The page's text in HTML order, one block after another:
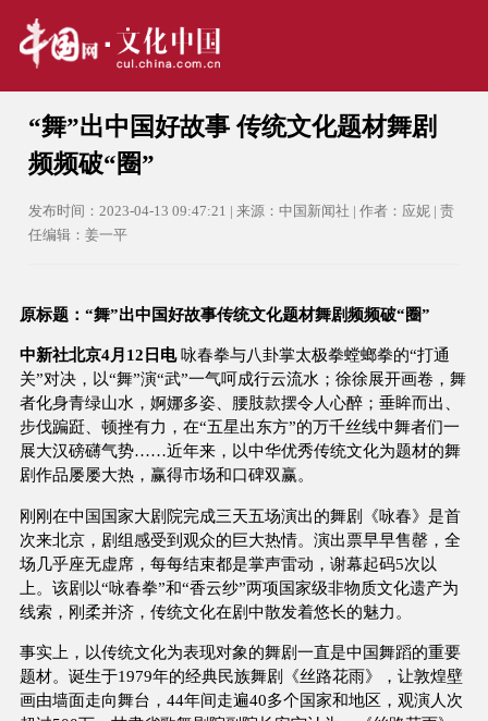
“舞”出中国好故事 传统文化题材舞剧
频频破“圈”
发布时间：2023-04-13 09:47:21 | 来源：中国新闻社 | 作者：应妮 | 责
任编辑：姜一平
原标题：“舞”出中国好故事传统文化题材舞剧频频破“圈”
中新社北京4月12日电咏春拳与八卦掌太极拳螳螂拳的“打通
关”对决，以“舞”演“武”一气呵成行云流水；徐徐展开画卷，舞
者化身青绿山水，婀娜多姿、腰肢款摆令人心醉；垂眸而出、
步伐蹁跹、顿挫有力，在“五星出东方”的万千丝线中舞者们一
展大汉磅礴气势……近年来，以中华优秀传统文化为题材的舞
剧作品屡屡大热，赢得市场和口碑双赢。
刚刚在中国国家大剧院完成三天五场演出的舞剧《咏春》是首
次来北京，剧组感受到观众的巨大热情。演出票早早售罄，全
场几乎座无虚席，每每结束都是掌声雷动，谢幕起码5次以
上。该剧以“咏春拳”和“香云纱”两项国家级非物质文化遗产为
线索，刚柔并济，传统文化在剧中散发着悠长的魅力。
事实上，以传统文化为表现对象的舞剧一直是中国舞蹈的重要
题材。诞生于1979年的经典民族舞剧《丝路花雨》，让敦煌壁
画由墙面走向舞台，44年间走遍40多个国家和地区，观演人次